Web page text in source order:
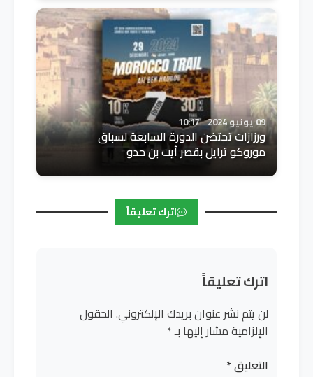
09 يونيو 2024 10:17
ورزازات تحتضن الدورة السابعة لسباق
موروكو ترايل بقصر أيت بن حدو
اترك تعليقاً
اترك تعليقاً
لن يتم نشر عنوان بريدك الإلكتروني. الحقول
الإلزامية مشار إليها بـ*
التعليق*